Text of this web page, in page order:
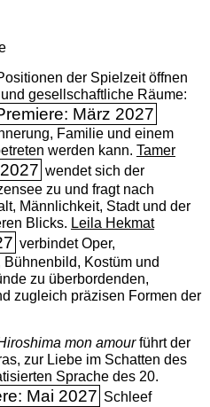
der Spielzeit öffnen
gesellschaftliche Räume:
März 2027
Familie und einem
werden kann. Tamer
wendet sich der
zu und fragt nach
Männlichkeit, Stadt und der
Blicks. Leila Hekmat
verbindet Oper,
Bühnenbild, Kostüm und
zu überbordenden,
zugleich präzisen Formen der
mon amourführt der
zur Liebe im Schatten des
Sprache des 20.
Mai 2027 Schleef